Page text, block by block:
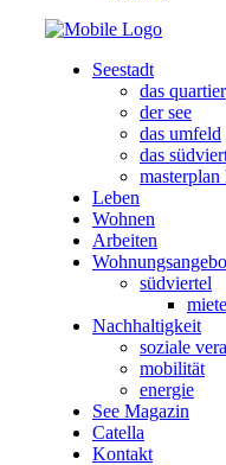
Seestadt
das quartier
der see
das umfeld
das
Leben
Wohnen
Arbeiten
südviertel
Nachhaltigkeit
soziale
mobilität
energie
See Magazin
Catella
Kontakt